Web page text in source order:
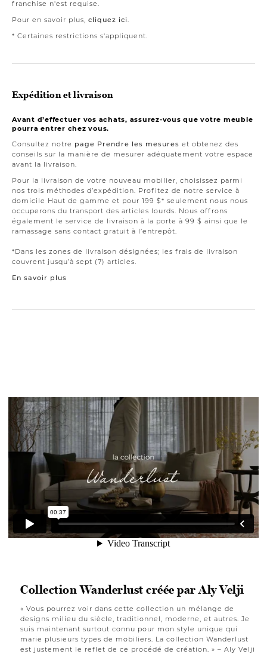
franchise n'est requise.
Pour en savoir plus, cliquez ici.
* Certaines restrictions s'appliquent.
Expédition et livraison
Avant d’effectuer vos achats, assurez-vous que votre meuble
pourra entrer chez vous.
Consultez notre page Prendre les mesures et obtenez des
conseils sur la manière de mesurer adéquatement votre espace
avant la livraison.
Pour la livraison de votre nouveau mobilier, choisissez parmi
nos trois méthodes d’expédition. Profitez de notre service à
domicile Haut de gamme et pour 199 $* seulement nous nous
occuperons du transport des articles lourds. Nous offrons
également le service de livraison à la porte à 99 $ ainsi que le
ramassage sans contact gratuit à l’entrepôt.
*Dans les zones de livraison désignées; les frais de livraison
couvrent jusqu’à sept (7) articles.
En savoir plus
Collection Wanderlust créée par Aly Velji
« Vous pourrez voir dans cette collection un mélange de
designs milieu du siècle, traditionnel, moderne, et autres. Je
suis maintenant surtout connu pour mon style unique qui
marie plusieurs types de mobiliers. La collection Wanderlust
est justement le reflet de ce procédé de création. » – Aly Velji